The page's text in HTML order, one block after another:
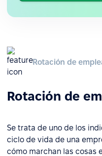
Rotación de
Rotación de
Se trata de uno de los
ciclo de vida de una
cómo marchan las cosas